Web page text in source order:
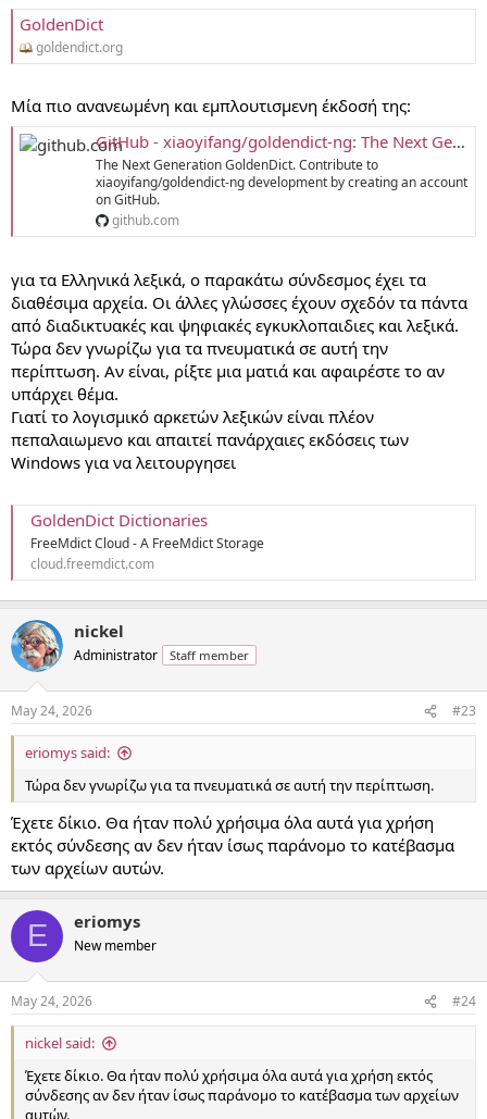
GoldenDict
goldendict.org
Μία πιο ανανεωμένη και εμπλουτισμενη έκδοσή της:
GitHub - xiaoyifang/goldendict-ng: The Next Generation GoldenDict
The Next Generation GoldenDict. Contribute to
xiaoyifang/goldendict-ng development by creating an account
on GitHub.
github.com
για τα Ελληνικά λεξικά, ο παρακάτω σύνδεσμος έχει τα
διαθέσιμα αρχεία. Οι άλλες γλώσσες έχουν σχεδόν τα πάντα
από διαδικτυακές και ψηφιακές εγκυκλοπαιδιες και λεξικά.
Τώρα δεν γνωρίζω για τα πνευματικά σε αυτή την
περίπτωση. Αν είναι, ρίξτε μια ματιά και αφαιρέστε το αν
υπάρχει θέμα.
Γιατί το λογισμικό αρκετών λεξικών είναι πλέον
πεπαλαιωμενο και απαιτεί πανάρχαιες εκδόσεις των
Windows για να λειτουργησει
GoldenDict Dictionaries
FreeMdict Cloud - A FreeMdict Storage
cloud.freemdict.com
nickel
Administrator Staff member
May 24, 2026 #23
eriomys said:
Τώρα δεν γνωρίζω για τα πνευματικά σε αυτή την περίπτωση.
Έχετε δίκιο. Θα ήταν πολύ χρήσιμα όλα αυτά για χρήση
εκτός σύνδεσης αν δεν ήταν ίσως παράνομο το κατέβασμα
των αρχείων αυτών.
E eriomys
New member
May 24, 2026 #24
nickel said:
Έχετε δίκιο. Θα ήταν πολύ χρήσιμα όλα αυτά για χρήση εκτός
σύνδεσης αν δεν ήταν ίσως παράνομο το κατέβασμα των αρχείων